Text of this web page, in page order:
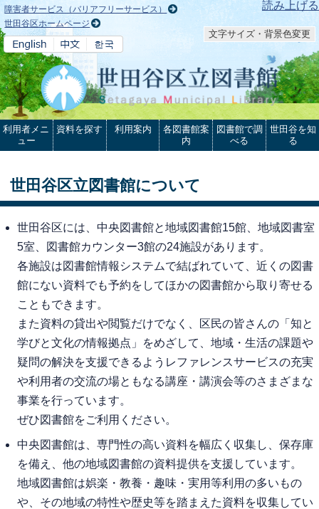
本文へ 読み上げる
障害者サービス（バリアフリーサービス）
世田谷区ホームページ
文字サイズ・背景色変更
利用者メニ
ュー
資料を探す 利用案内
各図書館案
内
図書館で調
べる
世田谷を知
る
世田谷区立図書館について
世田谷区には、中央図書館と地域図書館15館、地域図書室
5室、図書館カウンター3館の24施設があります。
各施設は図書館情報システムで結ばれていて、近くの図書
館にない資料でも予約をしてほかの図書館から取り寄せる
こともできます。
また資料の貸出や閲覧だけでなく、区民の皆さんの「知と
学びと文化の情報拠点」をめざして、地域・生活の課題や
疑問の解決を支援できるようレファレンスサービスの充実
や利用者の交流の場ともなる講座・講演会等のさまざまな
事業を行っています。
ぜひ図書館をご利用ください。
中央図書館は、専門性の高い資料を幅広く収集し、保存庫
を備え、他の地域図書館の資料提供を支援しています。
地域図書館は娯楽・教養・趣味・実用等利用の多いもの
や、その地域の特性や歴史等を踏まえた資料を収集してい